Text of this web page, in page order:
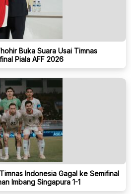
Buka Suara Usai Timnas
Piala AFF 2026
Indonesia Gagal ke Semifinal
Imbang Singapura 1-1